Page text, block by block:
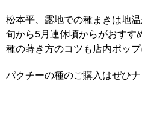
松本平、露地での種まきは地
旬から5月連休頃からがおすす
種の蒔き方のコツも店内ポッ
パクチーの種のご購入はぜひ